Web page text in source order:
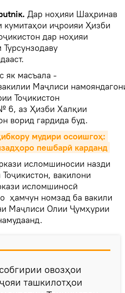
Дар ноҳияи Шаҳринав
иҷроияи Ҳизби
дар ноҳияи
як масъала -
Маҷлиси
Тоҷикистон
6, аз Ҳизби Халқии
ворид гардида буд.
мудири осоишгоҳ:
пешбарӣ карданд
исломшиносии назди
вакилони
исломшиносӣ
ҳамчун номзад ба вакили
Маҷлиси Олии Ҷумҳурии
овозҳои
ташкилотҳои